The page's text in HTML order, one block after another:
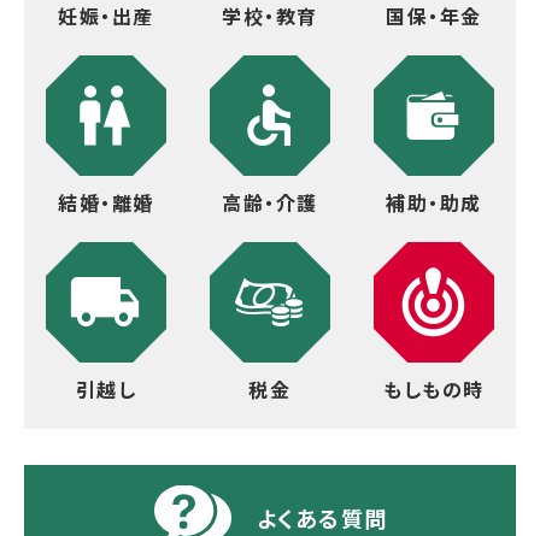
妊娠・出産 学校・教育 国保・年金
結婚・離婚 高齢・介護 補助・助成
引越し 税金 もしもの時
よくある質問